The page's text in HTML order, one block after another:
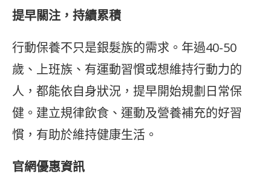
提早關注，持續累積
行動保養不只是銀髮族的需求。年過40-50
歲、上班族、有運動習慣或想維持行動力的
人，都能依自身狀況，提早開始規劃日常保
健。建立規律飲食、運動及營養補充的好習
慣，有助於維持健康生活。
官網優惠資訊